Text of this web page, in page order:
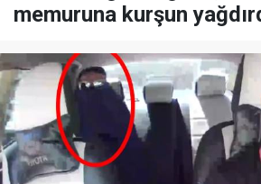
memuruna kurşun